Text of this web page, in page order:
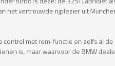
het vertrouwde rijplezier uit
met rem-functie en zelfs al de
is, maar waarvoor de BMW